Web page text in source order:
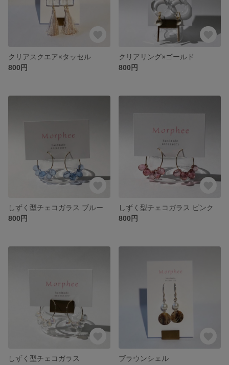
クリアスクエア×タッセル
800円
クリアリング×ゴールド
800円
しずく型チェコガラス ブルー
800円
しずく型チェコガラス ピンク
800円
しずく型チェコガラス
ブラウンシェル